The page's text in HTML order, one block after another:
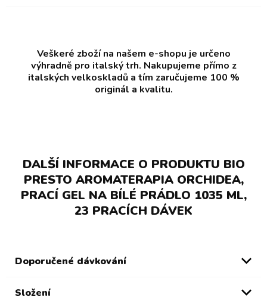
Veškeré zboží na našem e-shopu je určeno
výhradně pro italský trh. Nakupujeme přímo z
italských velkoskladů a tím zaručujeme 100 %
originál a kvalitu.
DALŠÍ INFORMACE O PRODUKTU BIO
PRESTO AROMATERAPIA ORCHIDEA,
PRACÍ GEL NA BÍLÉ PRÁDLO 1035 ML,
23 PRACÍCH DÁVEK
Doporučené dávkování
Složení